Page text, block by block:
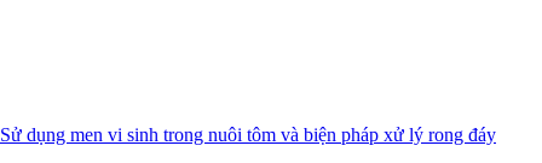
Sử dụng men vi sinh trong nuôi tôm và biện pháp xử lý rong đáy